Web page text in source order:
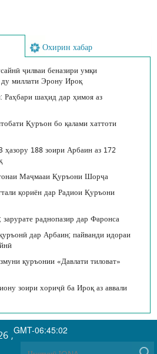
Охирин хабар
ҷилваи беназири умқи
миллати Эрону Ироқ
Раҳбари шаҳид дар ҳимоя аз
Қуръон бо қалами хаттоти
ҳазору 188 зоири Арбаин аз 172
Маҷмааи Қуръони Шорҷа
қориён дар Радиои Қуръони
раднопазир дар Фаронса
дар Арбаин; пайванди идораи
қуръонии «Давлати тиловат»
зоири хориҷӣ ба Ироқ аз аввали
GMT-06:45:02
,